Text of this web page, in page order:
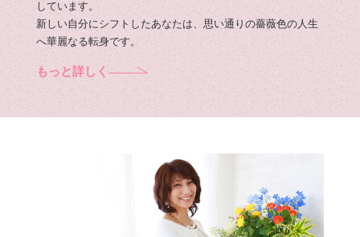
しています。
新しい自分にシフトしたあなたは、思い通りの薔薇色の人生
へ華麗なる転身です。
もっと詳しく